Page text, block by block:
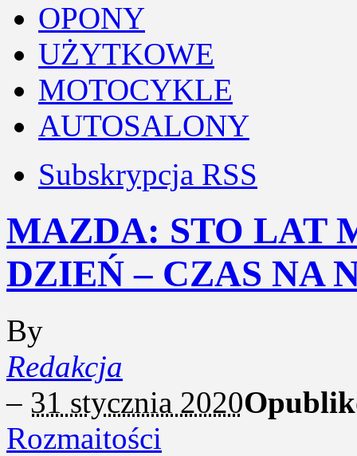
OPONY
UŻYTKOWE
MOTOCYKLE
AUTOSALONY
Subskrypcja RSS
MAZDA: STO LAT
DZIEŃ – CZAS NA
By
Redakcja
– 31 stycznia 2020
Rozmaitości